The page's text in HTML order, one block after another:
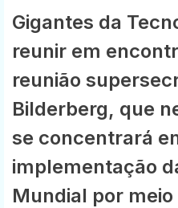
Gigantes da
reunir em
reunião
Bilderberg, que
se concentrará
implementação
Mundial por